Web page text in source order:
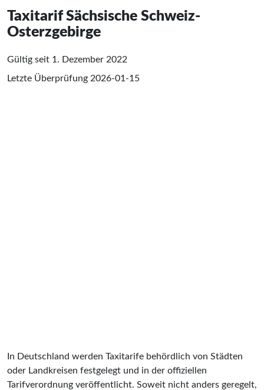
Taxitarif Sächsische Schweiz-
Osterzgebirge
Gültig seit 1. Dezember 2022
Letzte Überprüfung 2026-01-15
In Deutschland werden Taxitarife behördlich von Städten
oder Landkreisen festgelegt und in der offiziellen
Tarifverordnung veröffentlicht. Soweit nicht anders geregelt,